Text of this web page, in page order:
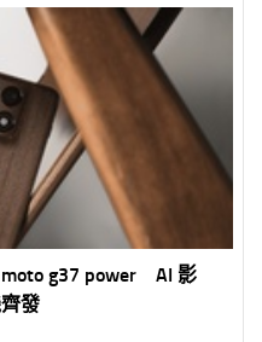
moto g37 power AI 影
發